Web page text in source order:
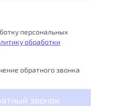
персональных
обработки
обратного звонка
звонок